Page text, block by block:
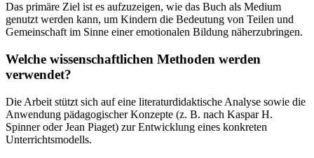
Das primäre Ziel ist es aufzuzeigen, wie das Buch als Medium
genutzt werden kann, um Kindern die Bedeutung von Teilen und
Gemeinschaft im Sinne einer emotionalen Bildung näherzubringen.
Welche wissenschaftlichen Methoden werden
verwendet?
Die Arbeit stützt sich auf eine literaturdidaktische Analyse sowie die
Anwendung pädagogischer Konzepte (z. B. nach Kaspar H.
Spinner oder Jean Piaget) zur Entwicklung eines konkreten
Unterrichtsmodells.